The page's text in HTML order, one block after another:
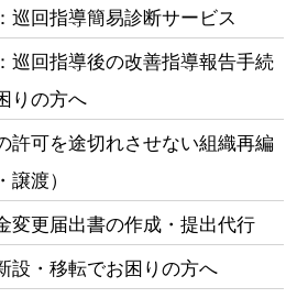
巡回指導簡易診断サービス
巡回指導後の改善指導報告手続
りの方へ
許可を途切れさせない組織再編
譲渡）
変更届出書の作成・提出代行
設・移転でお困りの方へ